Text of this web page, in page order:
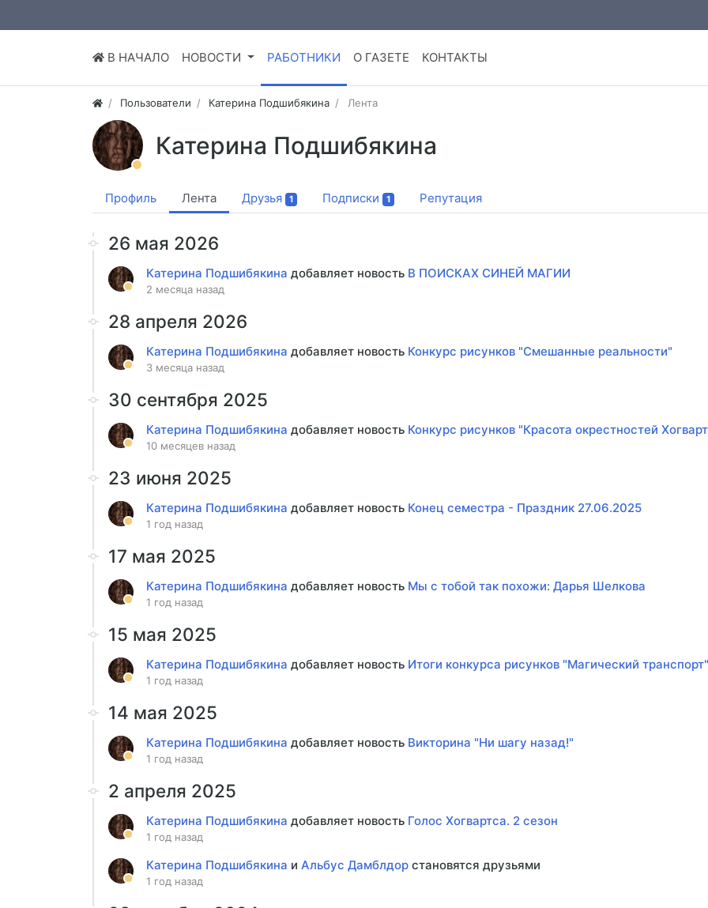
В НАЧАЛО НОВОСТИ РАБОТНИКИ О ГАЗЕТЕ КОНТАКТЫ
Пользователи Катерина Подшибякина Лента
Катерина Подшибякина
Профиль Лента Друзья 1 Подписки 1 Репутация
26 мая 2026
Катерина Подшибякина добавляет новость В ПОИСКАХ СИНЕЙ МАГИИ
2 месяца назад
28 апреля 2026
Катерина Подшибякина добавляет новость Конкурс рисунков "Смешанные реальности"
3 месяца назад
30 сентября 2025
Катерина Подшибякина добавляет новость Конкурс рисунков "Красота окрестностей
10 месяцев назад
23 июня 2025
Катерина Подшибякина добавляет новость Конец семестра - Праздник 27.06.2025
1 год назад
17 мая 2025
Катерина Подшибякина добавляет новость Мы с тобой так похожи: Дарья Шелкова
1 год назад
15 мая 2025
Катерина Подшибякина добавляет новость Итоги конкурса рисунков "Магический транспорт"
1 год назад
14 мая 2025
Катерина Подшибякина добавляет новость Викторина "Ни шагу назад!"
1 год назад
2 апреля 2025
Катерина Подшибякина добавляет новость Голос Хогвартса. 2 сезон
1 год назад
Катерина Подшибякина и Альбус Дамблдор становятся друзьями
1 год назад